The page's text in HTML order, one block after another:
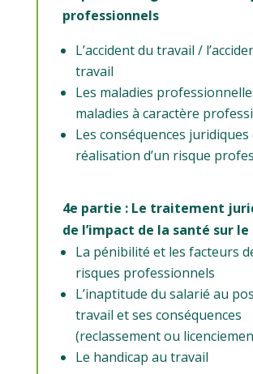
professionnels
L’accident du travail /
travail
Les maladies
maladies à caractère
Les conséquences juridiques
réalisation d’un risque
4e partie : Le traitement
de l’impact de la santé sur
La pénibilité et les facteurs
risques professionnels
L’inaptitude du salarié au
travail et ses conséquences
(reclassement ou
Le handicap au travail